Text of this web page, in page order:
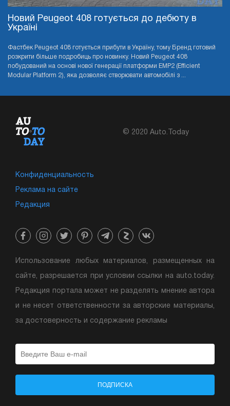
Новий Peugeot 408 готується до дебюту в
Україні
Фастбек Peugeot 408 готується прибути в Україну, тому Бренд готовий
розкрити більше подробиць про новинку. Новий Peugeot 408
побудований на основі нової генерації платформи EMP2 (Efficient
Modular Platform 2), яка дозволяє створювати автомобілі з ...
© 2020 Auto.Today
Конфиденциальность
Реклама на сайте
Редакция
Использование любых материалов, размещенных на
сайте, разрешается при условии ссылки на auto.today.
Редакция портала может не разделять мнение автора
и не несет ответственности за авторские материалы,
за достоверность и содержание рекламы
ПОДПИСКА